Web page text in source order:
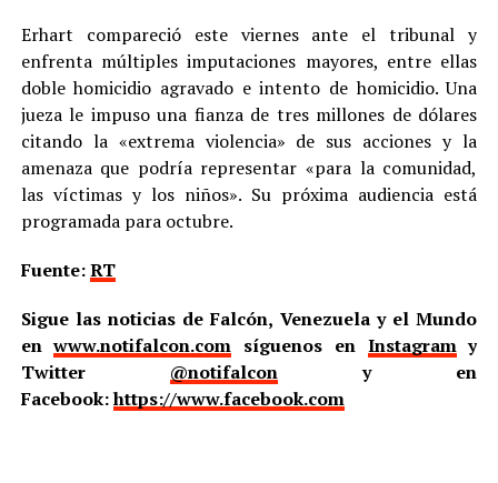
Erhart compareció este viernes ante el tribunal y
enfrenta múltiples imputaciones mayores, entre ellas
doble homicidio agravado e intento de homicidio. Una
jueza le impuso una fianza de tres millones de dólares
citando la «extrema violencia» de sus acciones y la
amenaza que podría representar «para la comunidad,
las víctimas y los niños». Su próxima audiencia está
programada para octubre.
Fuente:RT
Sigue las noticias de Falcón, Venezuela y el Mundo
enwww.notifalcon.com síguenos en Instagramy
Twitter @notifalcony en
Facebook:https://www.facebook.com